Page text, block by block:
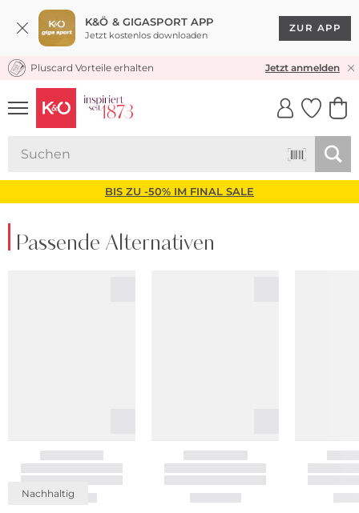
K&Ö & GIGASPORT APP
Jetzt kostenlos downloaden
ZUR APP
KOSTENLOSER VERSAND* & RÜCKVERSAND
Pluscard Vorteile erhalten Jetzt anmelden
UNSERE APP
CLICK &
BIS ZU -50% IM FINAL SALE
Passende Alternativen
Nachhaltig